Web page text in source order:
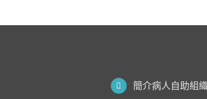
簡介病人自助組